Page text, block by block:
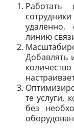
удаленно,
линию
Добавлять
те услуги,
без